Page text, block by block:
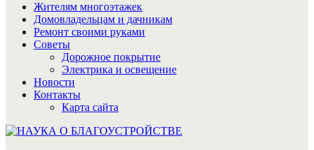
Жителям многоэтажек
Домовладельцам и дачникам
Ремонт своими руками
Советы
Дорожное покрытие
Электрика и освещение
Новости
Контакты
Карта сайта